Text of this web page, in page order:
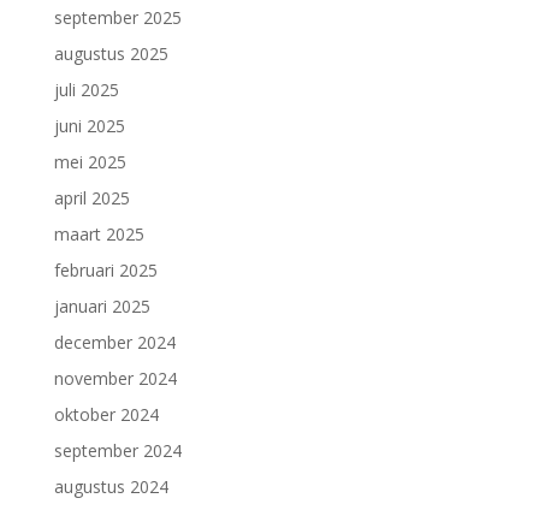
september 2025
augustus 2025
juli 2025
juni 2025
mei 2025
april 2025
maart 2025
februari 2025
januari 2025
december 2024
november 2024
oktober 2024
september 2024
augustus 2024